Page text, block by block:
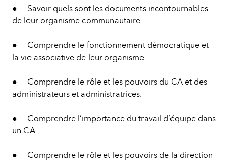
● Savoir quels sont les documents incontournables
de leur organisme communautaire.
● Comprendre le fonctionnement démocratique et
la vie associative de leur organisme.
● Comprendre le rôle et les pouvoirs du CA et des
administrateurs et administratrices.
● Comprendre l’importance du travail d’équipe dans
un CA.
● Comprendre le rôle et les pouvoirs de la direction